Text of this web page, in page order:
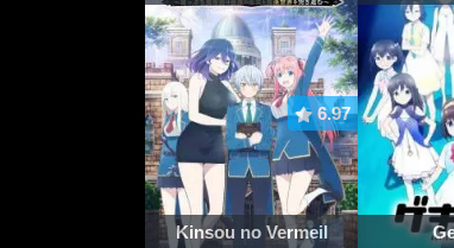
6.97
Kinsou no Vermeil